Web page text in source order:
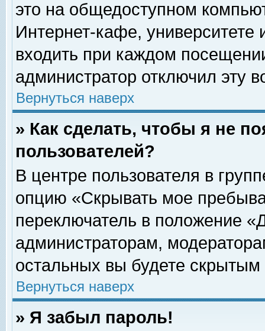
это на общедоступном
Интернет-кафе, университете
входить при каждом
администратор отключил эту
Вернуться наверх
» Как сделать, чтобы я не
пользователей?
В центре пользователя в
опцию «Скрывать мое
переключатель в положение
администраторам,
остальных вы будете скрытым
Вернуться наверх
» Я забыл пароль!